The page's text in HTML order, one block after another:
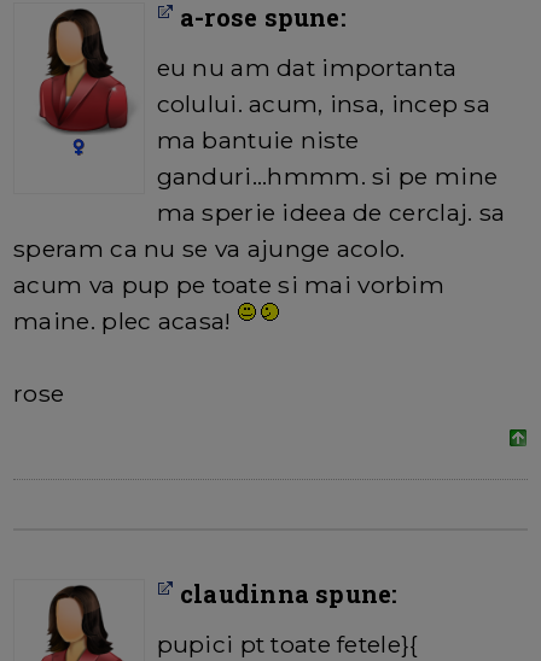
a-rose spune:
eu nu am dat importanta
colului. acum, insa, incep sa
ma bantuie niste
ganduri...hmmm. si pe mine
ma sperie ideea de cerclaj. sa
speram ca nu se va ajunge acolo.
acum va pup pe toate si mai vorbim
maine. plec acasa!
rose
claudinna spune:
pupici pt toate fetele}{